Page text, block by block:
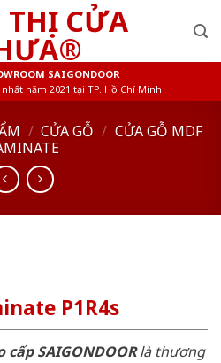
SAIGONDOOR
năm 2021 tại TP. Hồ Chí Minh
/ CỬA GỖ / CỬA GỖ MDF
P1R4s
SAIGONDOORlà thương